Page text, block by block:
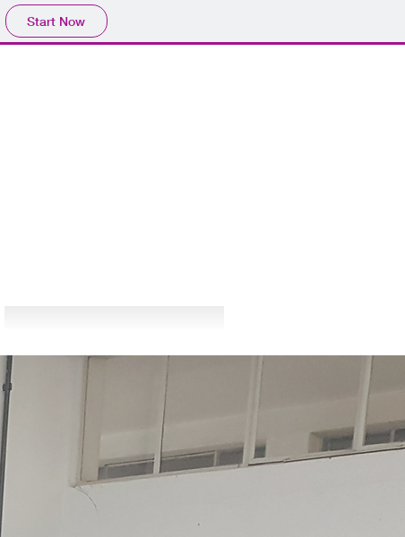
Start Now